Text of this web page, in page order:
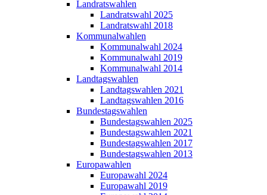
Landratswahlen
Landratswahl 2025
Landratswahl 2018
Kommunalwahlen
Kommunalwahl 2024
Kommunalwahl 2019
Kommunalwahl 2014
Landtagswahlen
Landtagswahlen 2021
Landtagswahlen 2016
Bundestagswahlen
Bundestagswahlen 2025
Bundestagswahlen 2021
Bundestagswahlen 2017
Bundestagswahlen 2013
Europawahlen
Europawahl 2024
Europawahl 2019